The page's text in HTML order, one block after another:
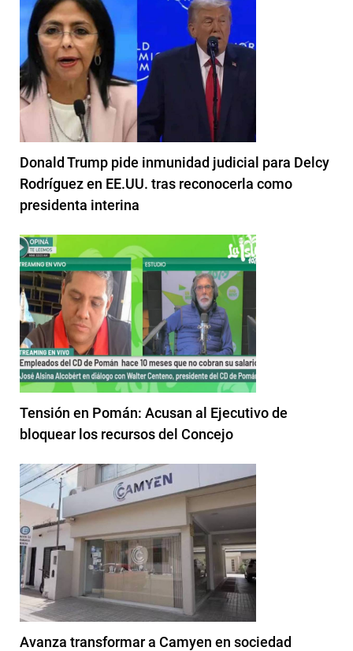
Donald Trump pide inmunidad judicial para Delcy
Rodríguez en EE.UU. tras reconocerla como
presidenta interina
Tensión en Pomán: Acusan al Ejecutivo de
bloquear los recursos del Concejo
Avanza transformar a Camyen en sociedad